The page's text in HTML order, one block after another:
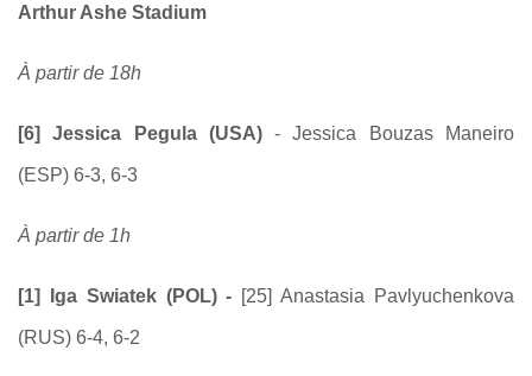
Arthur Ashe Stadium
À partir de 18h
[6] Jessica Pegula (USA)- Jessica Bouzas Maneiro
(ESP) 6-3, 6-3
À partir de 1h
[1] Iga Swiatek (POL) - [25] Anastasia Pavlyuchenkova
(RUS) 6-4, 6-2